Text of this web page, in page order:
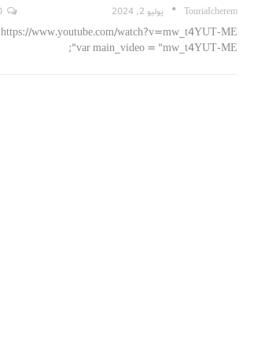
TouriaIcherem يوليو 2, 2024
https://www.youtube.com/watch?v=mw_t4YUT-ME
var main_video = "mw_t4YUT-ME";